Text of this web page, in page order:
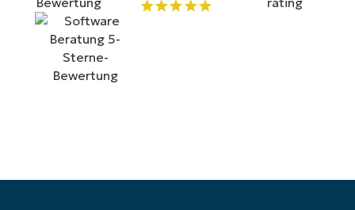
name*
Business
Land